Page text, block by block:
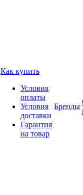
Как купить
Условия
оплаты
Условия
доставки
Гарантия
на товар
Бренды